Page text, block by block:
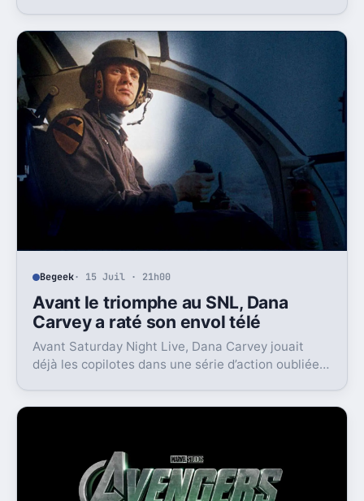
Begeek· 15 Juil · 21h00
Avant le triomphe au SNL, Dana
Carvey a raté son envol télé
Avant Saturday Night Live, Dana Carvey jouait
déjà les copilotes dans une série d’action oubliée.